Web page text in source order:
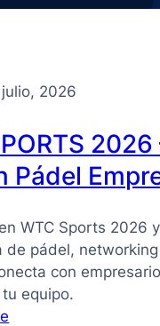
2026
2026
Pádel
WTC Sports 2026
de pádel,
con
equipo.